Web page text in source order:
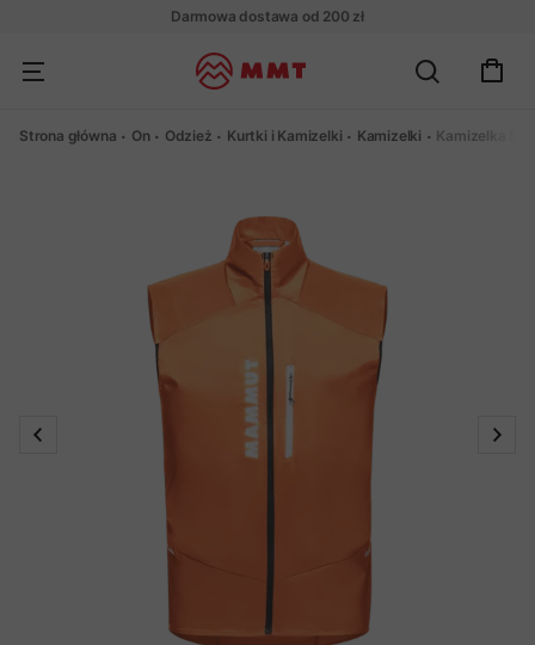
Darmowa dostawa od 200 zł
Strona główna On Odzież Kurtki i Kamizelki Kamizelki Kamizelka